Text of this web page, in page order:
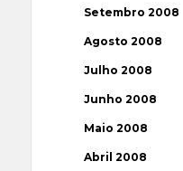
Setembro 2008
Agosto 2008
Julho 2008
Junho 2008
Maio 2008
Abril 2008